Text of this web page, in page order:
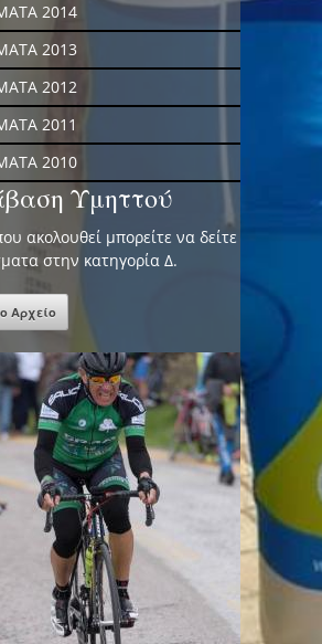
2014
2013
2012
2011
2010
Υμηττού
ακολουθεί μπορείτε να δείτε
στην κατηγορία Δ.
Αρχείο